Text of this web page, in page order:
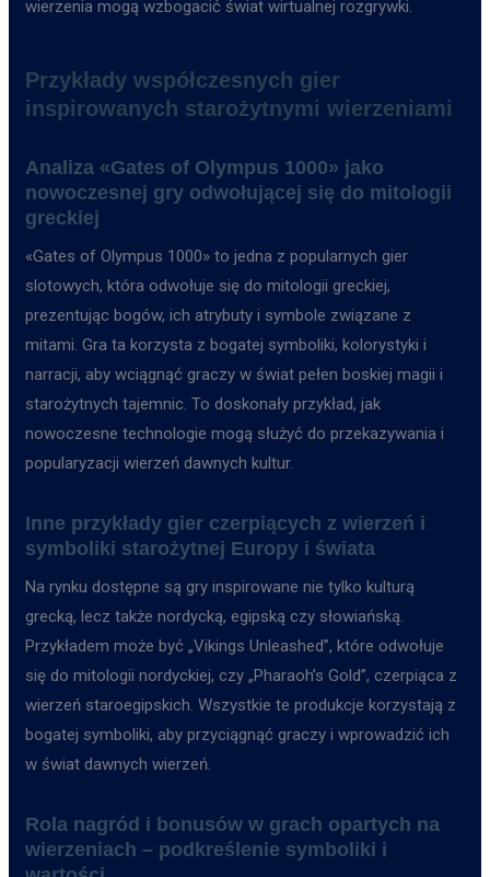
wierzenia mogą wzbogacić świat wirtualnej rozgrywki.
Przykłady współczesnych gier
inspirowanych starożytnymi wierzeniami
Analiza «Gates of Olympus 1000» jako
nowoczesnej gry odwołującej się do mitologii
greckiej
«Gates of Olympus 1000» to jedna z popularnych gier
slotowych, która odwołuje się do mitologii greckiej,
prezentując bogów, ich atrybuty i symbole związane z
mitami. Gra ta korzysta z bogatej symboliki, kolorystyki i
narracji, aby wciągnąć graczy w świat pełen boskiej magii i
starożytnych tajemnic. To doskonały przykład, jak
nowoczesne technologie mogą służyć do przekazywania i
popularyzacji wierzeń dawnych kultur.
Inne przykłady gier czerpiących z wierzeń i
symboliki starożytnej Europy i świata
Na rynku dostępne są gry inspirowane nie tylko kulturą
grecką, lecz także nordycką, egipską czy słowiańską.
Przykładem może być „Vikings Unleashed”, które odwołuje
się do mitologii nordyckiej, czy „Pharaoh’s Gold”, czerpiąca z
wierzeń staroegipskich. Wszystkie te produkcje korzystają z
bogatej symboliki, aby przyciągnąć graczy i wprowadzić ich
w świat dawnych wierzeń.
Rola nagród i bonusów w grach opartych na
wierzeniach – podkreślenie symboliki i